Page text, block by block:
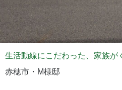
生活動線にこだわった、家族が
赤穂市・M様邸